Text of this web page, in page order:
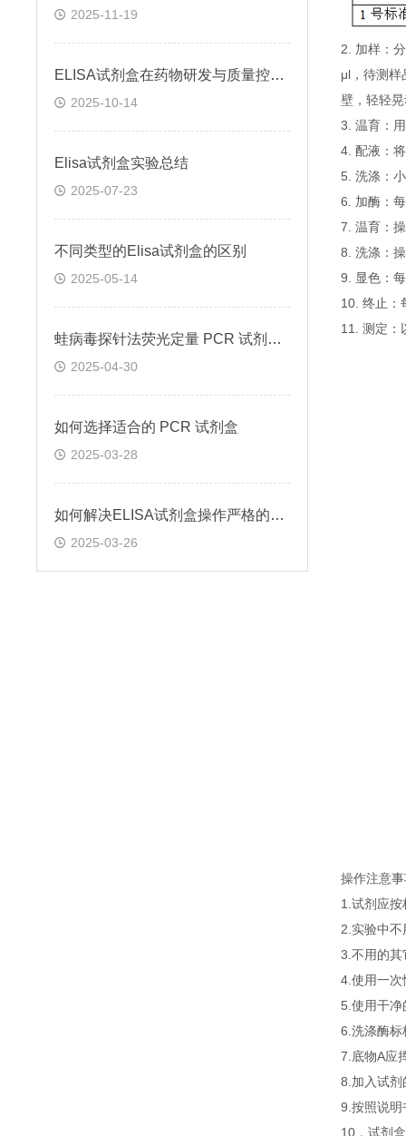
2025-11-19
ELISA试剂盒在药物研发与质量控制中的应用实践
2025-10-14
Elisa试剂盒实验总结
2025-07-23
不同类型的Elisa试剂盒的区别
2025-05-14
蛙病毒探针法荧光定量 PCR 试剂盒定量定性检测
2025-04-30
如何选择适合的 PCR 试剂盒
2025-03-28
如何解决ELISA试剂盒操作严格的问题
2025-03-26
2. 加样：
μl，待测样
壁，轻轻
3. 温育：
4. 配液：
5. 洗涤：
6. 加酶：
7. 温育：
8. 洗涤：
9. 显色：
10. 终止：
11. 测定：
操作注意
1.试剂应
2.实验中
3.不用的其
4.使用一次
5.使用干净
6.洗涤酶标
7.底物A应
8.加入试剂
9.按照说明
10．试剂